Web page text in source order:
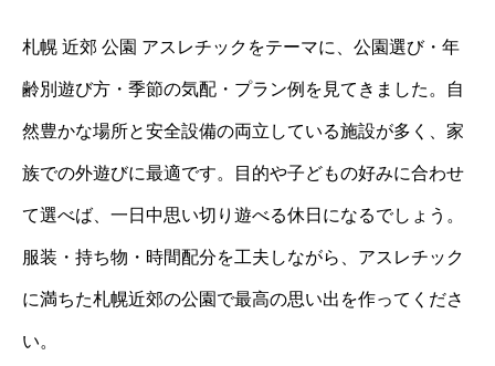
札幌 近郊 公園 アスレチックをテーマに、公園選び・年
齢別遊び方・季節の気配・プラン例を見てきました。自
然豊かな場所と安全設備の両立している施設が多く、家
族での外遊びに最適です。目的や子どもの好みに合わせ
て選べば、一日中思い切り遊べる休日になるでしょう。
服装・持ち物・時間配分を工夫しながら、アスレチック
に満ちた札幌近郊の公園で最高の思い出を作ってくださ
い。